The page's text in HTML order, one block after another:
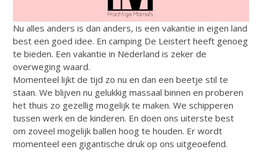
Nu alles anders is dan anders, is een vakantie in eigen land
best een goed idee. En camping De Leistert heeft genoeg
te bieden. Een vakantie in Nederland is zeker de
overweging waard.
Momenteel lijkt de tijd zo nu en dan een beetje stil te
staan. We blijven nu gelukkig massaal binnen en proberen
het thuis zo gezellig mogelijk te maken. We schipperen
tussen werk en de kinderen. En doen ons uiterste best
om zoveel mogelijk ballen hoog te houden. Er wordt
momenteel een gigantische druk op ons uitgeoefend.